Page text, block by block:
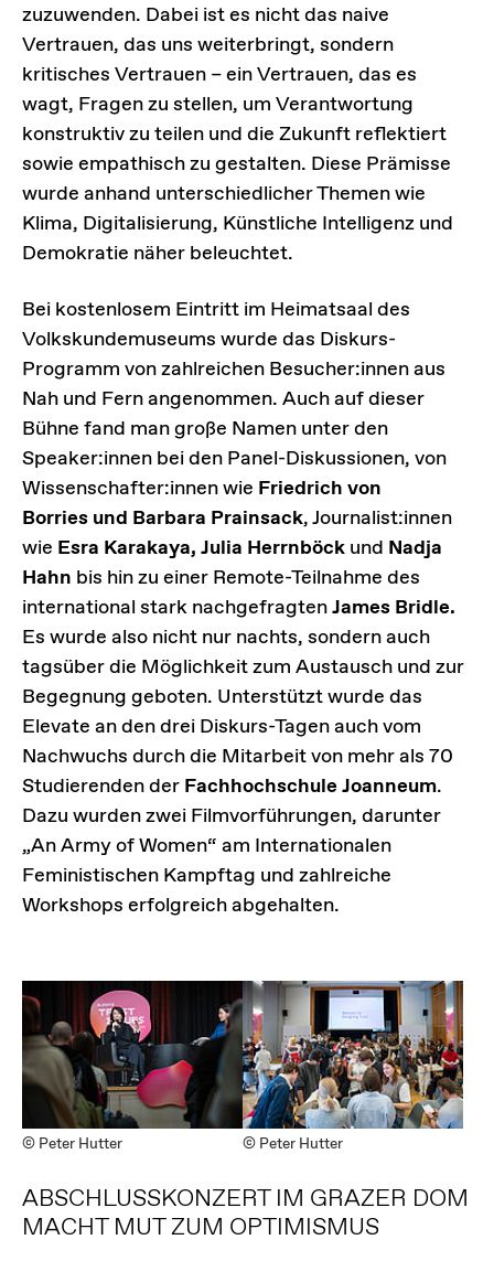
zuzuwenden. Dabei ist es nicht das naive
Vertrauen, das uns weiterbringt, sondern
kritisches Vertrauen – ein Vertrauen, das es
wagt, Fragen zu stellen, um Verantwortung
konstruktiv zu teilen und die Zukunft reflektiert
sowie empathisch zu gestalten. Diese Prämisse
wurde anhand unterschiedlicher Themen wie
Klima, Digitalisierung, Künstliche Intelligenz und
Demokratie näher beleuchtet.
Bei kostenlosem Eintritt im Heimatsaal des
Volkskundemuseums wurde das Diskurs-
Programm von zahlreichen Besucher:innen aus
Nah und Fern angenommen. Auch auf dieser
Bühne fand man große Namen unter den
Speaker:innen bei den Panel-Diskussionen, von
Wissenschafter:innen wie Friedrich von
Borries und Barbara Prainsack, Journalist:innen
wie Esra Karakaya, Julia Herrnböck und Nadja
Hahn bis hin zu einer Remote-Teilnahme des
international stark nachgefragtenJames Bridle.
Es wurde also nicht nur nachts, sondern auch
tagsüber die Möglichkeit zum Austausch und zur
Begegnung geboten. Unterstützt wurde das
Elevate an den drei Diskurs-Tagen auch vom
Nachwuchs durch die Mitarbeit von mehr als 70
Studierenden der Fachhochschule Joanneum.
Dazu wurden zwei Filmvorführungen, darunter
„An Army of Women“ am Internationalen
Feministischen Kampftag und zahlreiche
Workshops erfolgreich abgehalten.
© Peter Hutter © Peter Hutter
ABSCHLUSSKONZERT IM GRAZER DOM
MACHT MUT ZUM OPTIMISMUS